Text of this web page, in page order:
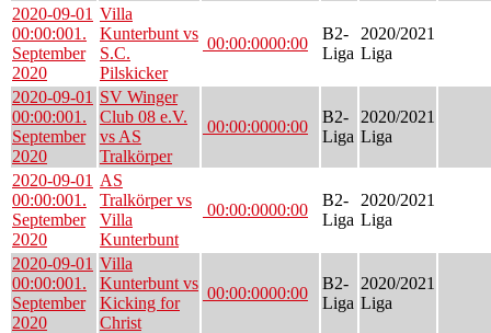
2020-09-01
00:00:001.
September
2020
Villa
Kunterbunt vs
S.C.
Pilskicker
00:00:0000:00
B2-
Liga
2020/2021
Liga
2020-09-01
00:00:001.
September
2020
SV Winger
Club 08 e.V.
vs AS
Tralkörper
00:00:0000:00
B2-
Liga
2020/2021
Liga
2020-09-01
00:00:001.
September
2020
AS
Tralkörper vs
Villa
Kunterbunt
00:00:0000:00
B2-
Liga
2020/2021
Liga
2020-09-01
00:00:001.
September
2020
Villa
Kunterbunt vs
Kicking for
Christ
00:00:0000:00
B2-
Liga
2020/2021
Liga